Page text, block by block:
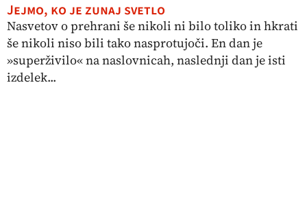
Jejmo, ko je zunaj svetlo
Nasvetov o prehrani še nikoli ni bilo toliko in hkrati
še nikoli niso bili tako nasprotujoči. En dan je
»superživilo« na naslovnicah, naslednji dan je isti
izdelek...